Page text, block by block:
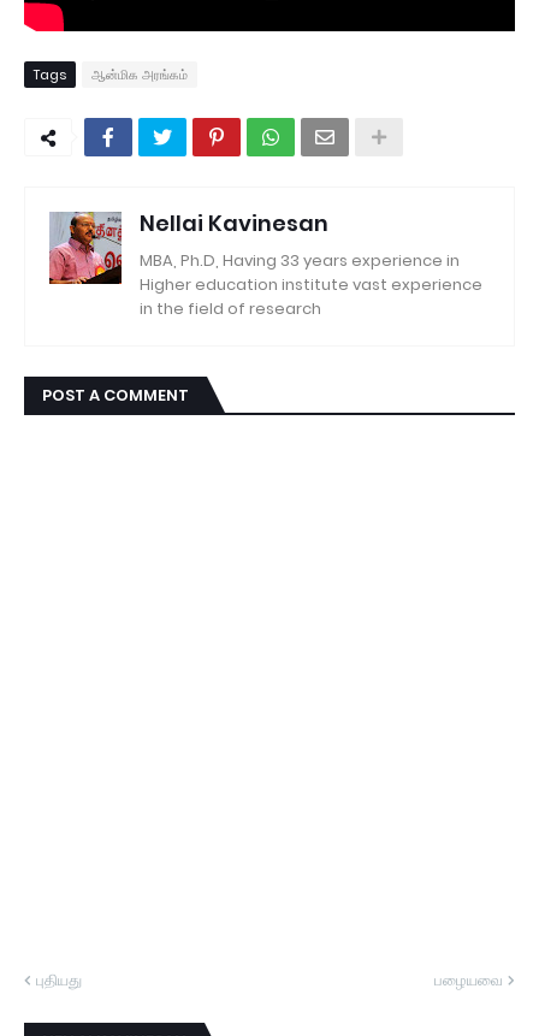
Tags ஆன்மிக அரங்கம்
Nellai Kavinesan
MBA, Ph.D, Having 33 years experience in
Higher education institute vast experience
in the field of research
POST A COMMENT
புதியது பழையவை